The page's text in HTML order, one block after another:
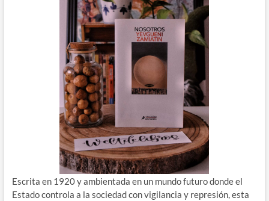
Escrita en 1920 y ambientada en un mundo futuro donde el
Estado controla a la sociedad con vigilancia y represión, esta